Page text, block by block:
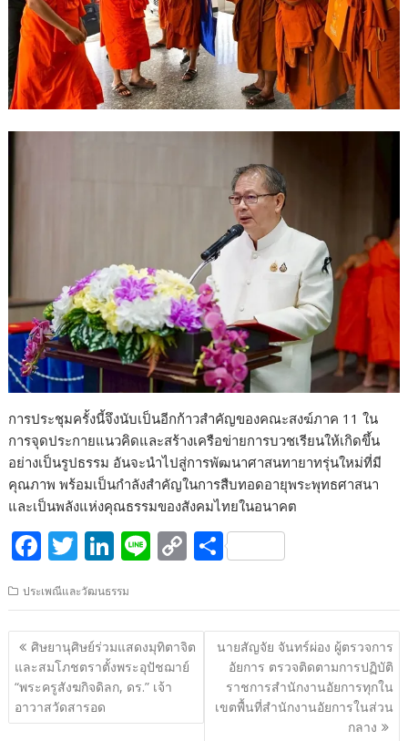
การประชุมครั้งนี้จึงนับเป็นอีกก้าวสำคัญของคณะสงฆ์ภาค 11 ใน
การจุดประกายแนวคิดและสร้างเครือข่ายการบวชเรียนให้เกิดขึ้น
อย่างเป็นรูปธรรม อันจะนำไปสู่การพัฒนาศาสนทายาทรุ่นใหม่ที่มี
คุณภาพ พร้อมเป็นกำลังสำคัญในการสืบทอดอายุพระพุทธศาสนา
และเป็นพลังแห่งคุณธรรมของสังคมไทยในอนาคต
F
ac
e
b
o
o
k
T
w
itt
er
Li
n
k
e
dI
n
Li
n
e
C
o
p
y
Li
k
S
h
ar
e
ประเพณีและวัฒนธรรม
แนะแนว
เรื่อง
ศิษยานุศิษย์ร่วมแสดงมุทิตาจิต
และสมโภชตราตั้งพระอุปัชฌาย์
“พระครูสังฆกิจดิลก, ดร.” เจ้า
อาวาสวัดสารอด
นายสัญจัย จันทร์ผ่อง ผู้ตรวจการ
อัยการ ตรวจติดตามการปฏิบัติ
ราชการสำนักงานอัยการทุกใน
เขตพื้นที่สำนักงานอัยการในส่วน
กลาง